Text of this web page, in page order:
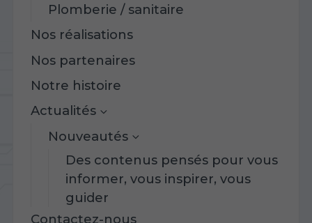
Plomberie / sanitaire
Nos réalisations
Nos partenaires
Notre histoire
Actualités
Nouveautés
Des contenus pensés pour vous
informer, vous inspirer, vous
guider
Contactez-nous